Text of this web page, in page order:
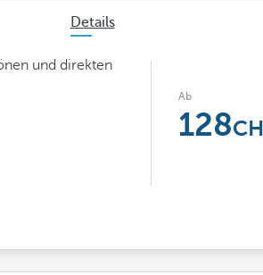
Details
und direkten
Ab
128